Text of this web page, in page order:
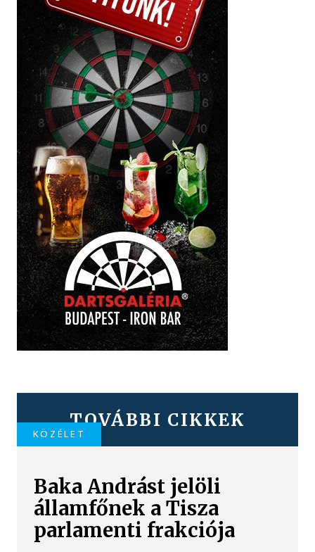
TOVÁBBI CIKKEK
KÖZÉLET
Baka Andrást jelöli
államfőnek a Tisza
parlamenti frakciója